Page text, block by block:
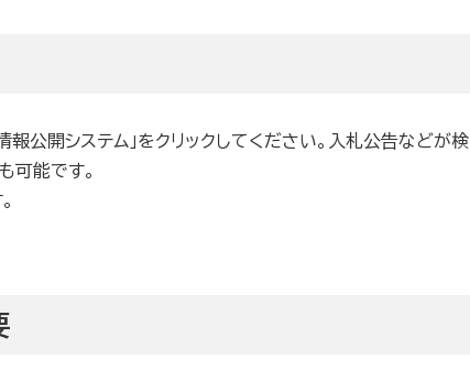
公開システム」をクリックしてください。入札公告などが検
可能です。